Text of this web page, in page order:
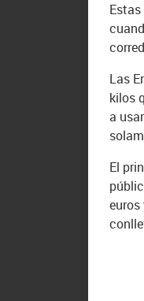
Las
kilos
a
El